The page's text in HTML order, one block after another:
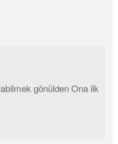
gönülden Ona ilk